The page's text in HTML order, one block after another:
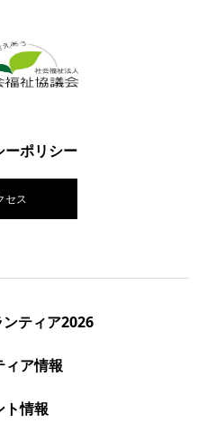
ーポリシー
セス
ティア2026
ィア情報
ト情報